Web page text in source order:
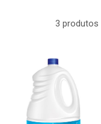
3 produtos